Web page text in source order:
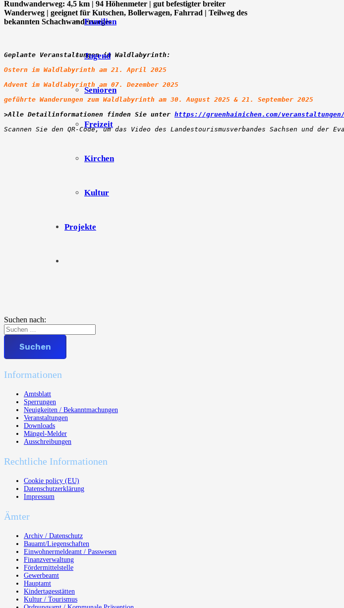
Familien
Jugend
Senioren
Freizeit
Kirchen
Kultur
Projekte
Rundwanderweg: 4,5 km | 94 Höhenmeter | gut befestigter breiter
Wanderweg | geeignet für Kutschen, Bollerwagen, Fahrrad | Teilweg des
bekannten Schachwanderweges
Geplante Veranstaltungen im Waldlabyrinth:
Ostern im Waldlabyrinth am 21. April 2025
Advent im Waldlabyrinth am 07. Dezember 2025
geführte Wanderungen zum Waldlabyrinth am 30. August 2025 & 21. September 2025
>Alle Detailinformationen finden Sie unter https://gruenhainichen.com/veranstaltungen/
Scannen Sie den QR-Code, um das Video des Landestourismusverbandes Sachsen und
Suchen nach:
Informationen
Amtsblatt
Sperrungen
Neuigkeiten / Bekanntmachungen
Veranstaltungen
Downloads
Mängel-Melder
Ausschreibungen
Rechtliche Informationen
Cookie policy (EU)
Datenschutzerklärung
Impressum
Ämter
Archiv / Datenschutz
Bauamt/Liegenschaften
Einwohnermeldeamt / Passwesen
Finanzverwaltung
Fördermittelstelle
Gewerbeamt
Hauptamt
Kindertagesstätten
Kultur / Tourismus